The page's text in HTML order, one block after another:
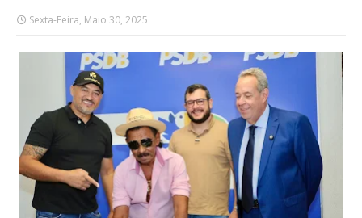
Sexta-Feira, Maio 30, 2025